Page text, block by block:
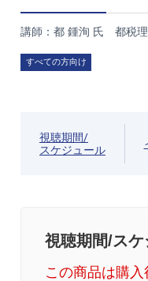
講師：都 鍾洵 氏 都税
すべての方向け
視聴期間/
スケジュール
視聴期間/ス
この商品は購入